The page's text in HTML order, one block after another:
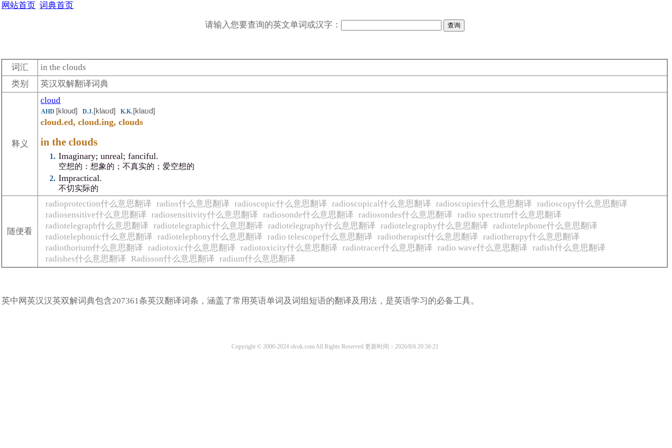
网站首页 词典首页
请输入您要查询的英文单词或汉字：
词汇
in the clouds
类别
英汉双解翻译词典
释义
cloud
AHD [kloud] D.J.[klaʊd] K.K.[klaʊd]
cloud.ed, cloud.ing, clouds
in the clouds
Imaginary; unreal; fanciful.
空想的：想象的；不真实的；爱空想的
Impractical.
不切实际的
随便看
radioprotection什么意思翻译 radios什么意思翻译 radioscopic什么意思翻译 radioscopical什么意思翻译 radioscopies什么意思翻译 radioscopy什么意思翻译
radiosensitive什么意思翻译 radiosensitivity什么意思翻译 radiosonde什么意思翻译 radiosondes什么意思翻译 radio spectrum什么意思翻译
radiotelegraph什么意思翻译 radiotelegraphic什么意思翻译 radiotelegraphy什么意思翻译 radiotelegraphy什么意思翻译 radiotelephone什么意思翻译
radiotelephonic什么意思翻译 radiotelephony什么意思翻译 radio telescope什么意思翻译 radiotherapist什么意思翻译 radiotherapy什么意思翻译
radiothorium什么意思翻译 radiotoxic什么意思翻译 radiotoxicity什么意思翻译 radiotracer什么意思翻译 radio wave什么意思翻译 radish什么意思翻译
radishes什么意思翻译
Radisson什么意思翻译 radium什么意思翻译
英中网英汉汉英双解词典包含207361条英汉翻译词条，涵盖了常用英语单词及词组短语的翻译及用法，是英语学习的必备工具。
Copyright © 2000-2024 elcok.com All Rights Reserved 更新时间：2026/8/6 20:56:21